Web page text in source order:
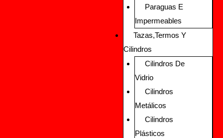
Paraguas E
Impermeables
Tazas,Termos Y
Cilindros
Cilindros De
Vidrio
Cilindros
Metálicos
Cilindros
Plásticos